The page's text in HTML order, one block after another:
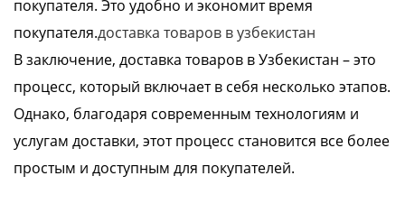
покупателя. Это удобно и экономит время
покупателя.доставка товаров в узбекистан
В заключение, доставка товаров в Узбекистан – это
процесс, который включает в себя несколько этапов.
Однако, благодаря современным технологиям и
услугам доставки, этот процесс становится все более
простым и доступным для покупателей.